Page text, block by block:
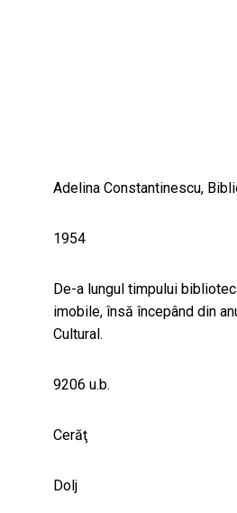
Adelina Constantinescu,
1954
De-a lungul timpului
imobile, însă începând din
Cultural.
9206 u.b.
Cerăţ
Dolj